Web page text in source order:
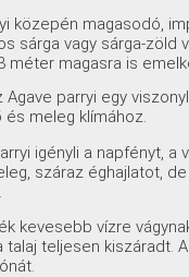
közepén magasodó,
sárga vagy sárga-zöld
méter magasra is
Agave parryi egy
és meleg klímához.
igényli a napfényt,
száraz éghajlatot,
kevesebb vízre
talaj teljesen kiszáradt.